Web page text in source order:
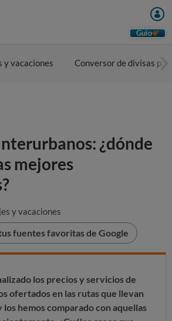
Guio
y vacaciones Conversor de divisas
¿dónde
mejores
y vacaciones
fuentes favoritas de Google
los precios y servicios de
ofertados en las rutas que llevan
los hemos comparado con aquellas